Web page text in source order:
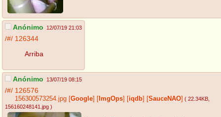
Anónimo 12/07/19 21:03
/#/ 126344
Arriba
Anónimo 13/07/19 08:15
/#/ 126576
156300573254.jpg Google ImgOps iqdb SauceNAO ( 22.34KB,
156160248141.jpg )